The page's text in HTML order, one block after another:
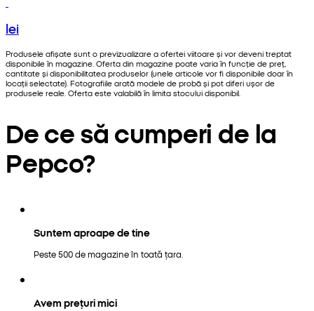
lei
Produsele afișate sunt o previzualizare a ofertei viitoare și vor deveni treptat
disponibile în magazine. Oferta din magazine poate varia în funcție de preț,
cantitate și disponibilitatea produselor (unele articole vor fi disponibile doar în
locații selectate). Fotografiile arată modele de probă și pot diferi ușor de
produsele reale. Oferta este valabilă în limita stocului disponibil.
De ce să cumperi de la
Pepco?
Suntem aproape de tine
Peste 500 de magazine în toată țara.
Avem prețuri mici